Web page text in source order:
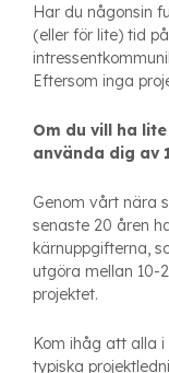
Har du någonsin
(eller för lite) tid
Eftersom inga
Om du vill ha
använda dig av
Genom vårt nära
senaste 20 åren
kärnuppgifterna,
utgöra mellan 10-
projektet.
Kom ihåg att alla
typiska